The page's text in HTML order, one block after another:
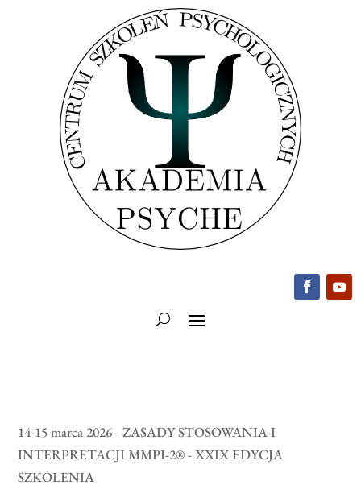
14-15 marca 2026 - ZASADY STOSOWANIA I
INTERPRETACJI MMPI-2® - XXIX EDYCJA
SZKOLENIA